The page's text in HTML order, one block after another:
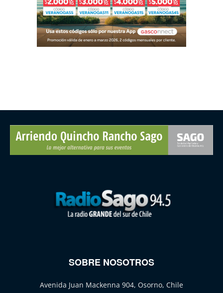
SOBRE NOSOTROS
Avenida Juan Mackenna 904, Osorno, Chile